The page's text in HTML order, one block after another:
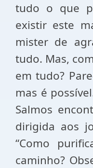
tudo o que
existir este
mister de
tudo. Mas,
em tudo?
mas é
Salmos
dirigida aos
“Como
caminho?